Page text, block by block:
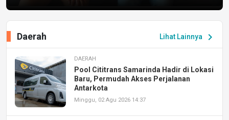
Lihat Lainnya chevron_right
Daerah
DAERAH
Pool Cititrans Samarinda Hadir di Lokasi
Baru, Permudah Akses Perjalanan
Antarkota
Minggu, 02 Agu 2026 14:37